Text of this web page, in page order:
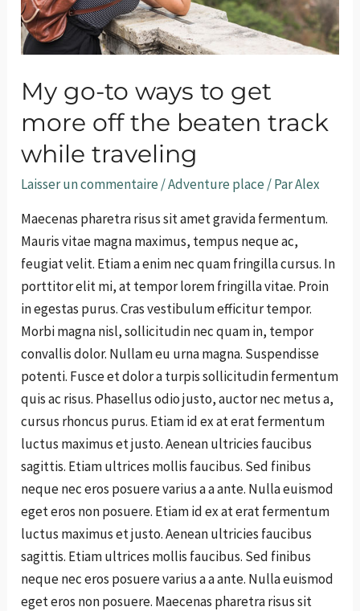
My go-to ways to get
more off the beaten track
while traveling
Laisser un commentaire /Adventure place / ParAlex
Maecenas pharetra risus sit amet gravida fermentum.
Mauris vitae magna maximus, tempus neque ac,
feugiat velit. Etiam a enim nec quam fringilla cursus. In
porttitor elit mi, at tempor lorem fringilla vitae. Proin
in egestas purus. Cras vestibulum efficitur tempor.
Morbi magna nisl, sollicitudin nec quam in, tempor
convallis dolor. Nullam eu urna magna. Suspendisse
potenti. Fusce et dolor a turpis sollicitudin fermentum
quis ac risus. Phasellus odio justo, auctor nec metus a,
cursus rhoncus purus. Etiam id ex at erat fermentum
luctus maximus et justo. Aenean ultricies faucibus
sagittis. Etiam ultrices mollis faucibus. Sed finibus
neque nec eros posuere varius a a ante. Nulla euismod
eget eros non posuere. Etiam id ex at erat fermentum
luctus maximus et justo. Aenean ultricies faucibus
sagittis. Etiam ultrices mollis faucibus. Sed finibus
neque nec eros posuere varius a a ante. Nulla euismod
eget eros non posuere. Maecenas pharetra risus sit